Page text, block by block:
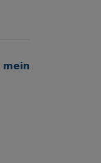
mein